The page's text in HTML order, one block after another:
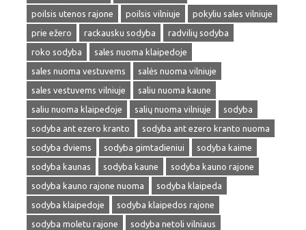
poilsis utenos rajone
poilsis vilniuje
pokyliu sales vilniuje
prie ežero
rackausku sodyba
radvilių sodyba
roko sodyba
sales nuoma klaipedoje
sales nuoma vestuvems
salės nuoma vilniuje
sales vestuvems vilniuje
saliu nuoma kaune
saliu nuoma klaipedoje
salių nuoma vilniuje
sodyba
sodyba ant ezero kranto
sodyba ant ezero kranto nuoma
sodyba dviems
sodyba gimtadieniui
sodyba kaime
sodyba kaunas
sodyba kaune
sodyba kauno rajone
sodyba kauno rajone nuoma
sodyba klaipeda
sodyba klaipedoje
sodyba klaipedos rajone
sodyba moletu rajone
sodyba netoli vilniaus